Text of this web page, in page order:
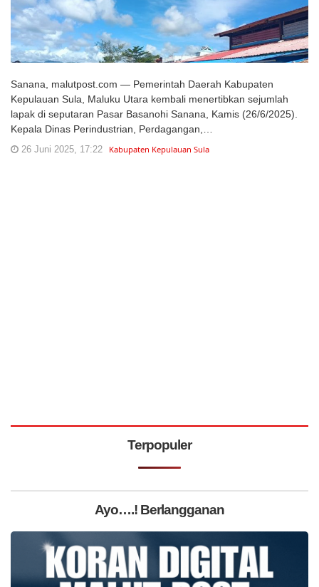
Sanana, malutpost.com — Pemerintah Daerah Kabupaten
Kepulauan Sula, Maluku Utara kembali menertibkan sejumlah
lapak di seputaran Pasar Basanohi Sanana, Kamis (26/6/2025).
Kepala Dinas Perindustrian, Perdagangan,…
26 Juni 2025, 17:22 Kabupaten Kepulauan Sula
Terpopuler
Ayo….! Berlangganan